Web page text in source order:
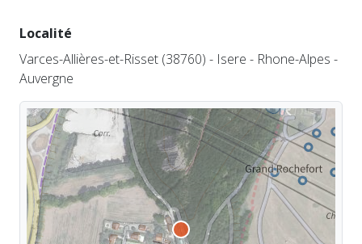
Localité
Varces-Allières-et-Risset (38760) - Isere - Rhone-Alpes -
Auvergne